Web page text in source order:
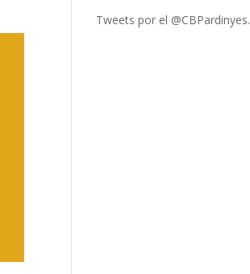
Tweets por el @CBPardinyes.